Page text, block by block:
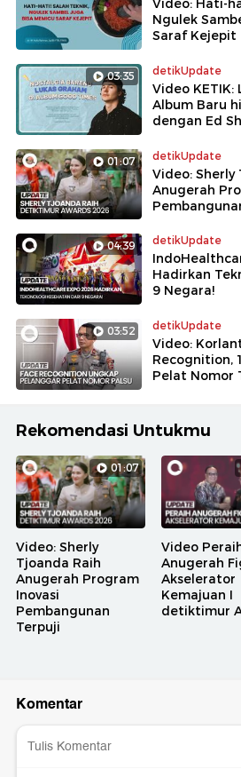
Video: Hati-
Ngulek
Saraf Kejepit
03:35 detikUpdate
Video KETIK:
Album Baru
dengan Ed
01:07 detikUpdate
Video: Sherly
Anugerah
04:39 detikUpdate
Hadirkan
9 Negara!
03:52 detikUpdate
Video:
Recognition,
Pelat Nomor
Rekomendasi Untukmu
01:07
Video: Sherly
Tjoanda Raih
Anugerah Program
Inovasi
Pembangunan
Terpuji
Video
Anugerah
Akselerator
Kemajuan I
detiktimur